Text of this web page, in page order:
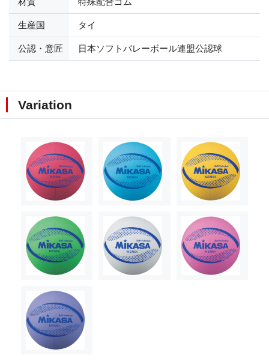
生産国 タイ
公認・意匠 日本ソフトバレーボール連盟公認球
Variation